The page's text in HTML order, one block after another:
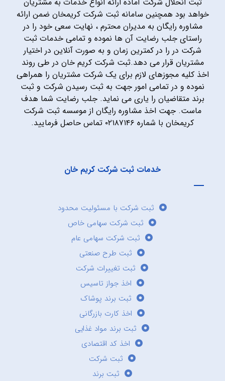
خواهد بود همچنین سامانه ثبت شرکت کریمخان ضمن ارائه
مشاوره رایگان به مدیران محترم ، نهایت سعی خود را در
راستای جلب رضایت آن ها نموده و تمامی خدمات ثبت
شرکت در را در کمترین زمان و به صورت آنلاین در اختیار
مشتریان قرار می دهد.ثبت شرکت کریم خان در طی روند
اخذ کلیه مجوزهای لازم برای یک شرکت مشتریان را همراهی
نموده و در تمامی امور جهت به ثبت رسیدن شرکت و ثبت
برند متقاضیان را یاری می نماید. جلب رضایت شما هدف
ماست. جهت اخذ مشاوره رایگان از موسسه ثبت شرکت
کریمخان با شماره ۰۲۱۸۷۱۴۶ تماس حاصل فرمایید.
خدمات ثبت شرکت کریم خان
ثبت شرکت با مسئولیت محدود
ثبت شرکت سهامی خاص
ثبت شرکت سهامی عام
ثبت طرح صنعتی
ثبت تغییرات شرکت
اخذ جواز تاسیس
ثبت برند پوشاک
اخذ کارت بازرگانی
ثبت برند مواد غذایی
اخذ کد اقتصادی
ثبت شرکت
ثبت برند